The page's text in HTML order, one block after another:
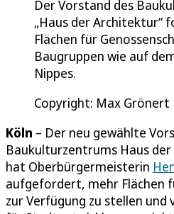
Der Vorstand des
„Haus der Architektur“
Flächen für
Baugruppen wie auf
Nippes.
Copyright: Max Grönert
Köln – Der neu gewählte
Baukulturzentrums Haus
hat Oberbürgermeisterin
aufgefordert, mehr Flächen
zur Verfügung zu stellen